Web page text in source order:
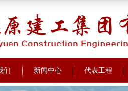
们 新闻中心 代表工程